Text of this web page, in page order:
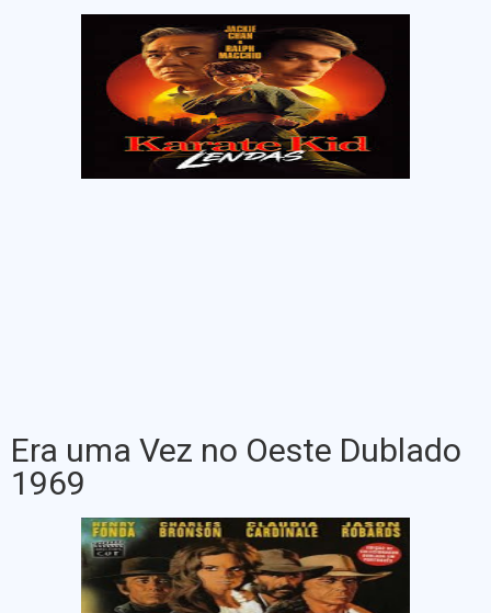
Era uma Vez no Oeste Dublado
1969